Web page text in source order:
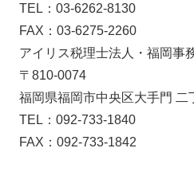
TEL：03-6262-8130
FAX：03-6275-2260
アイリス税理士法人・福岡事
〒810-0074
福岡県福岡市中央区大手門
TEL：092-733-1840
FAX：092-733-1842